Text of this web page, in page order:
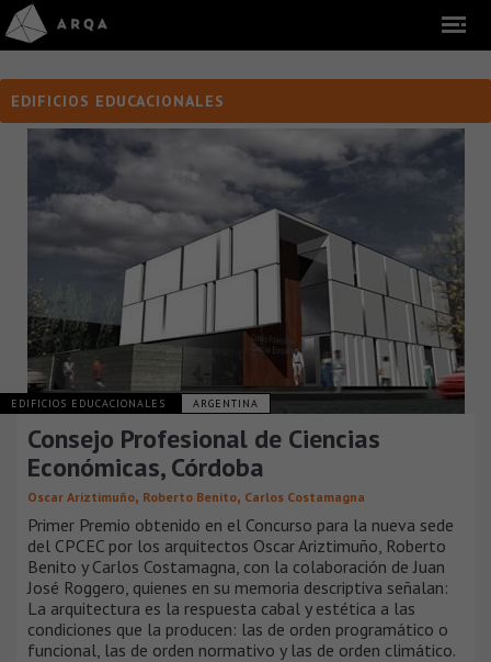
EDIFICIOS EDUCACIONALES
EDIFICIOS EDUCACIONALES ARGENTINA
Consejo Profesional de Ciencias
Económicas, Córdoba
Oscar Ariztimuño, Roberto Benito, Carlos Costamagna
Primer Premio obtenido en el Concurso para la nueva sede
del CPCEC por los arquitectos Oscar Ariztimuño, Roberto
Benito y Carlos Costamagna, con la colaboración de Juan
José Roggero, quienes en su memoria descriptiva señalan:
La arquitectura es la respuesta cabal y estética a las
condiciones que la producen: las de orden programático o
funcional, las de orden normativo y las de orden climático.